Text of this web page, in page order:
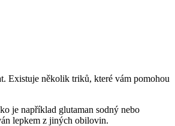
Existuje několik triků, které vám pomohou
je například glutaman sodný nebo
lepkem z jiných obilovin.